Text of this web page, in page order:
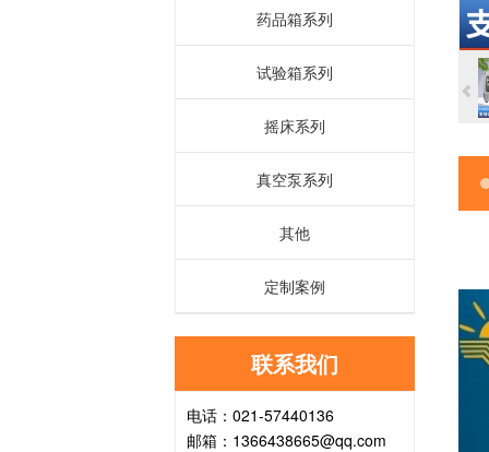
药品箱系列
试验箱系列
摇床系列
真空泵系列
其他
定制案例
联系我们
电话：021-57440136
邮箱：1366438665@qq.com